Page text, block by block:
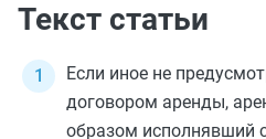
Текст статьи
Если иное не
договором аренды,
образом исполнявший